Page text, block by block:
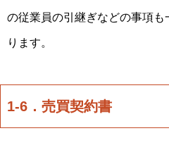
の従業員の引継ぎなどの事項
ります。
1-6．売買契約書